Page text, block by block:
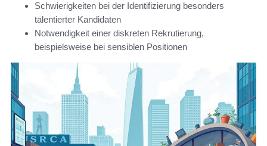
Schwierigkeiten bei der Identifizierung besonders
talentierter Kandidaten
Notwendigkeit einer diskreten Rekrutierung,
beispielsweise bei sensiblen Positionen